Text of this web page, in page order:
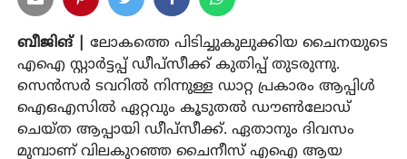
ബീജിങ്‌ |
ലോകത്തെ പിടിച്ചുകുലുക്കിയ ചൈനയുടെ
എഐ സ്റ്റാർട്ടപ്പ് ഡീപ്‌സീക്ക് കുതിപ്പ്‌ തുടരുന്നു.
സെൻസർ ടവറിൽ നിന്നുള്ള ഡാറ്റ പ്രകാരം ആപ്പിൾ
ഐഒഎസിൽ ഏറ്റവും കൂടുതൽ ഡൗൺലോഡ്
ചെയ്‌ത ആപ്പായി ഡീപ്‌സീക്ക്. ഏതാനും ദിവസം
മുമ്പാണ്‌ വിലകുറഞ്ഞ ചൈനീസ് എഐ ആയ